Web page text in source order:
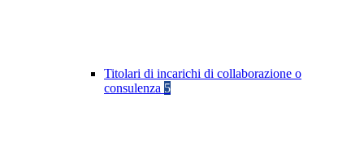
Titolari di incarichi di collaborazione o
consulenza 5